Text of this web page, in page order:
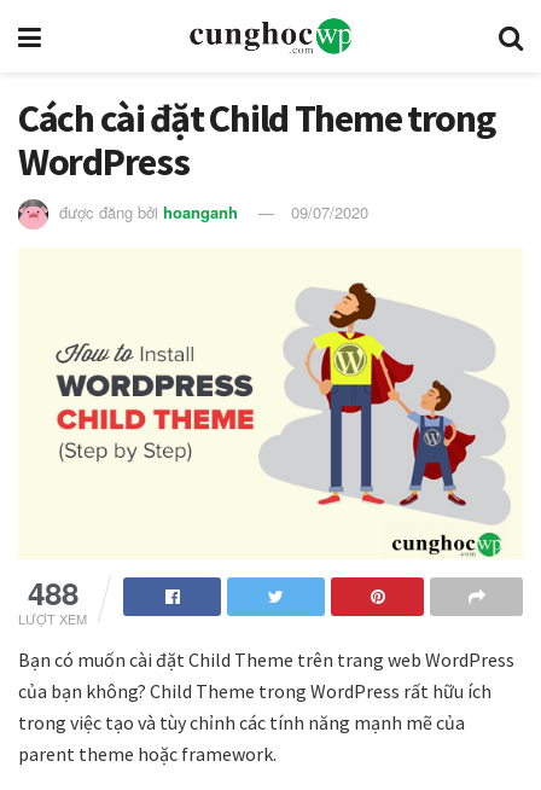
Cách cài đặt Child Theme trong
WordPress
được đăng bởi hoanganh 09/07/2020
488
LƯỢT XEM
Bạn có muốn cài đặt Child Theme trên trang web WordPress
của bạn không? Child Theme trong WordPress rất hữu ích
trong việc tạo và tùy chỉnh các tính năng mạnh mẽ của
parent theme hoặc framework.